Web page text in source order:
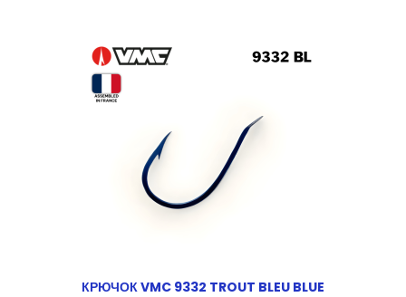
КРЮЧОК VMC 9332 TROUT BLEU BLUE